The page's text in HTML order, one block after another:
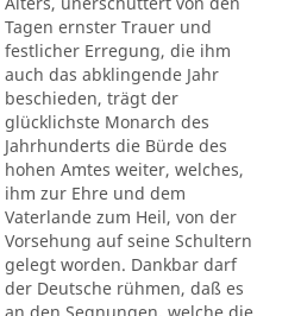
Tagen ernster Trauer und
festlicher Erregung, die ihm
auch das abklingende Jahr
beschieden, trägt der
glücklichste Monarch des
Jahrhunderts die Bürde des
hohen Amtes weiter, welches,
ihm zur Ehre und dem
Vaterlande zum Heil, von der
Vorsehung auf seine Schultern
gelegt worden. Dankbar darf
der Deutsche rühmen, daß es
an den Segnungen, welche die